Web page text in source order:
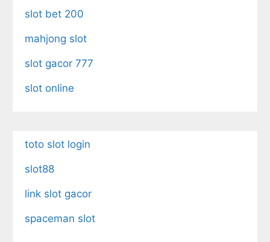
slot bet 200
mahjong slot
slot gacor 777
slot online
toto slot login
slot88
link slot gacor
spaceman slot